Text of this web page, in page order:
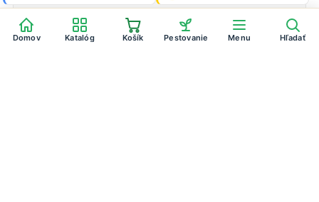
Domov Katalóg Košík Pestovanie Menu Hľadať